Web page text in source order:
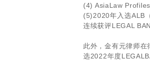
(4) AsiaLaw
(5)2020年入选ALB
连续获评LEGAL
此外，金有元律师在
选2022年度